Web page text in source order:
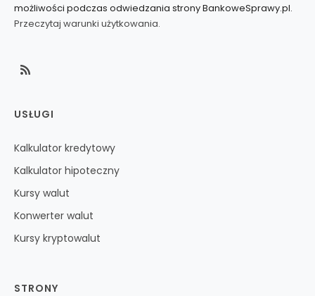
możliwości podczas odwiedzania strony BankoweSprawy.pl.
Przeczytaj warunki użytkowania.
USŁUGI
Kalkulator kredytowy
Kalkulator hipoteczny
Kursy walut
Konwerter walut
Kursy kryptowalut
STRONY